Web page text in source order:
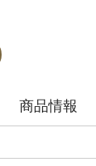
商品情報